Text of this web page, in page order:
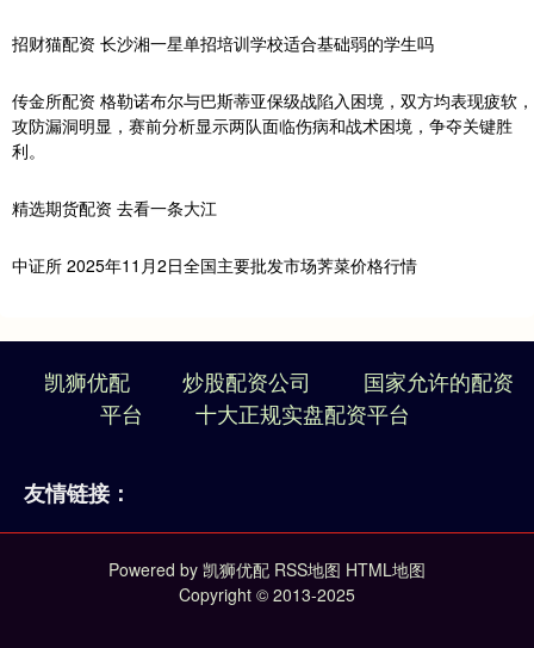
招财猫配资 长沙湘一星单招培训学校适合基础弱的学生吗
传金所配资 格勒诺布尔与巴斯蒂亚保级战陷入困境，双方均表现疲软，
攻防漏洞明显，赛前分析显示两队面临伤病和战术困境，争夺关键胜
利。
精选期货配资 去看一条大江
中证所 2025年11月2日全国主要批发市场荠菜价格行情
凯狮优配 炒股配资公司
国家允许的配资
平台
十大正规实盘配资平台
友情链接：
Powered by 凯狮优配 RSS地图 HTML地图
Copyright © 2013-2025